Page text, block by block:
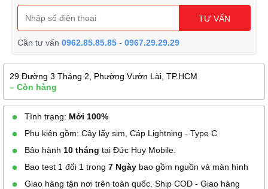
TƯ VẤN
Cần tư vấn0962.85.85.85 -0967.29.29.29
29 Đường 3 Tháng 2, Phường Vườn Lài, TP.HCM
– Còn hàng
Tình trạng: Mới 100%
Phụ kiện gồm: Cây lấy sim, Cáp Lightning - Type C
Bảo hành 10 tháng tại Đức Huy Mobile.
Bao test 1 đổi 1 trong 7 Ngày bao gồm nguồn và màn hình
Giao hàng tận nơi trên toàn quốc. Ship COD - Giao hàng